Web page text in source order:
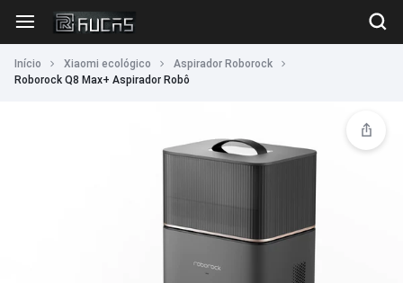
Início Xiaomi ecológico
Aspirador Roborock
Roborock Q8 Max+ Aspirador Robô